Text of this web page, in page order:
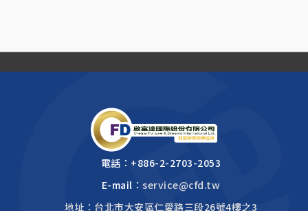
電話： +886-2-2703-2053
E-mail：service@cfd.tw
地址：台北市大安區仁愛路三段26號4樓之3